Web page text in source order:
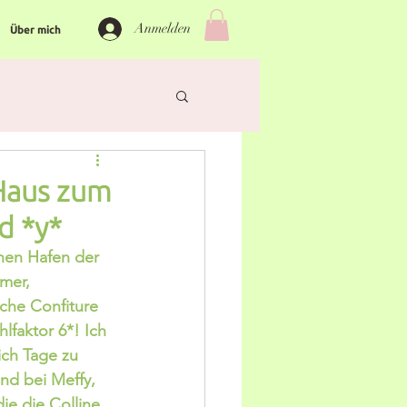
Über mich Anmelden
zum
*y*
Hafen der
Confiture
6*! Ich
Tage zu
bei Meffy,